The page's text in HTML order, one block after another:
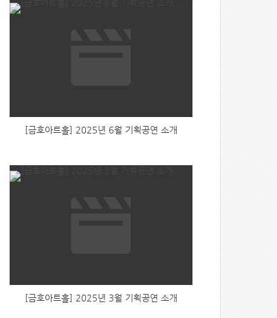
[금호아트홀] 2025년 6월 기획공연 소개
[금호아트홀] 2025년 3월 기획공연 소개